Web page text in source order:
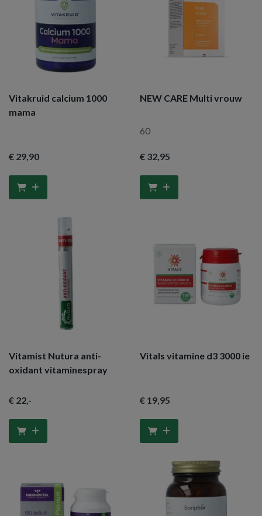
Vitakruid calcium 1000
mama
€ 29,90
NEW CARE Multi vrouw
60
€ 32,95
Vitamist Nutura anti-
oxidant vitaminespray
€ 22,-
Vitals vitamine d3 3000 ie
€ 19,95